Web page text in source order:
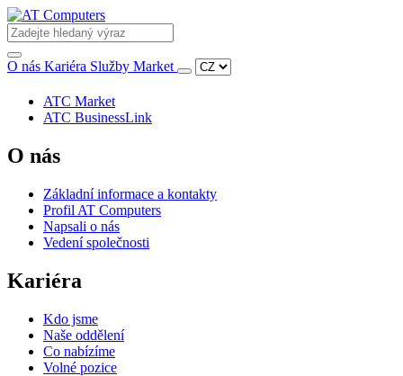
O nás Kariéra Služby Market
ATC Market
ATC BusinessLink
O nás
Základní informace a kontakty
Profil AT Computers
Napsali o nás
Vedení společnosti
Kariéra
Kdo jsme
Naše oddělení
Co nabízíme
Volné pozice